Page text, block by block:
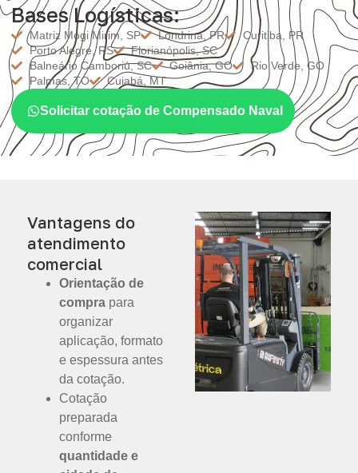
Bases Logísticas:
Matriz Mogi Mirim, SP Londrina, PR
Curitiba, PR
Porto Alegre, RS
Florianópolis, SC
Balneário Camboriú, SC
Goiânia, GO
Rio Verde, GO
Palmas, TO
Cuiabá, MT
Solicitar cotação de Compensado Naval
Vantagens do
atendimento
comercial
Orientação de
compra para
organizar
aplicação, formato
e espessura antes
da cotação.
Cotação
preparada
conforme
quantidade e